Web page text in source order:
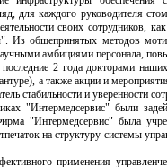
для каждого руководителя
своих сотрудников,
общепринятых методов
амбициями персонала,
2 года докторами
а также акции и
стабильности и уверенности
"Интермедсервис" были
"Интермедсервис" была
на структуру системы
применения